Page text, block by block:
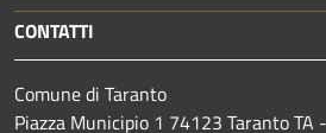
CONTATTI
Comune di Taranto
Piazza Municipio 1 74123 Taranto